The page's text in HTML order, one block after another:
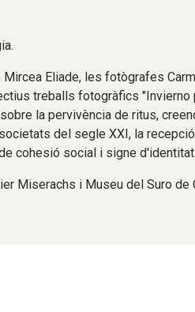
Eliade, les fotògrafes
treballs fotogràfics "Invierno
la pervivència de ritus,
del segle XXI, la
cohesió social i signe d'identitat.
Miserachs i Museu del Suro de